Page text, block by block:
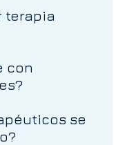
terapia
con
se